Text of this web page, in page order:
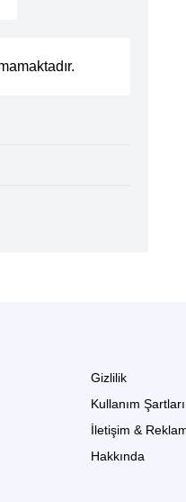
Gizlilik
Kullanım Şartları
İletişim &
Hakkında